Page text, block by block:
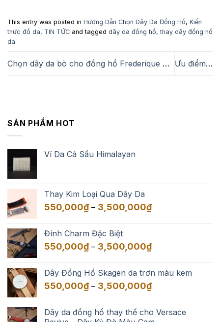
This entry was posted in Hướng Dẫn Chọn Dây Da Đồng Hồ, Kiến
thức đồ da, TIN TỨC and tagged dây da đồng hồ,thay dây đồng hồ
da.
Chọn dây da bò cho đồng hồ Frederique Constant Ưu điểm và khuyết điểm dây đồng hồ kim loại thương hiệu Movado
SẢN PHẨM HOT
Ví Da Cá Sấu Himalayan
Thay Kim Loại Qua Dây Da
550,000₫ – 3,500,000₫Khoảng
đến
Đính Charm Đặc Biệt
550,000₫ – 3,500,000₫Khoảng
550,000₫
đến
Dây Đồng Hồ Skagen da trơn màu kem
550,000₫ – 3,500,000₫Khoảng
550,000₫
Dây da đồng hồ thay thế cho Versace